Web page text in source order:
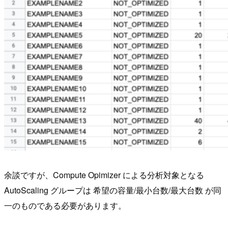
余談ですが、Compute Opimizer による分析対象となる
AutoScaling グループは 希望の容量/最小台数/最大台数 が同
一のものである必要があります。